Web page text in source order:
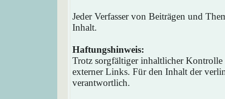
Jeder Verfasser von Beiträgen und
Inhalt.
Haftungshinweis:
Trotz sorgfältiger inhaltlicher
externer Links. Für den Inhalt der
verantwortlich.